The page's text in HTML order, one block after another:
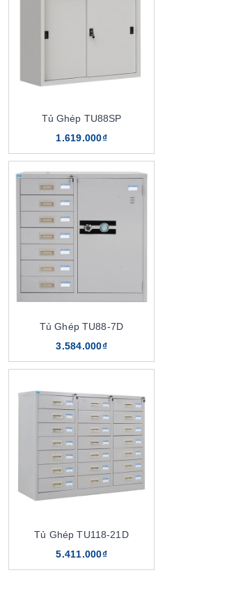
Tủ Ghép TU88SP
1.619.000₫
Tủ Ghép TU88-7D
3.584.000₫
Tủ Ghép TU118-21D
5.411.000₫